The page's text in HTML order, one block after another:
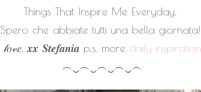
Things That Inspire Me Everyday.
Spero che abbiate tutti una bella giornata!
𝓁𝑜𝓋𝑒, 𝒙𝒙 𝑺𝒕𝒆𝒇𝒂𝒏𝒊𝒂 p.s. more daily inspiration
︵‿︵‿︵‿︵‿︵